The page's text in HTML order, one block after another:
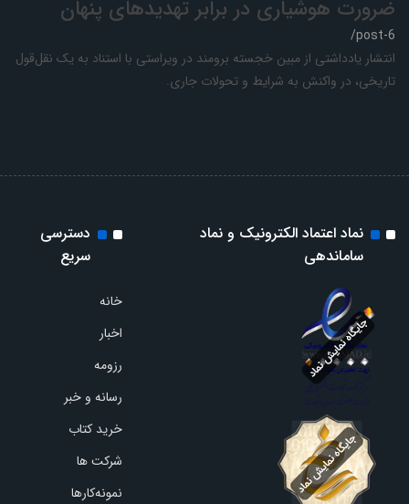
ضرورت هوشیاری در برابر تهدیدهای پنهان
/post-6
انتشار یادداشتی از مبین خجسته‌ برومند در ویراستی با استناد به یک نقل‌قول
تاریخی، در واکنش به شرایط و تحولات جاری.
نماد اعتماد الکترونیک و نماد
ساماندهی
دسترسی
سریع
خانه
اخبار
رزومه
رسانه و خبر
خرید کتاب
شرکت ها
نمونه‌کارها